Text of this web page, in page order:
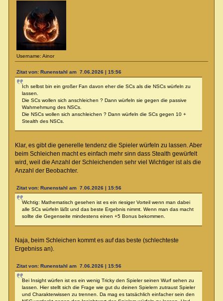
Username: Ainor
Zitat von: Runenstahl am 7.06.2026 | 15:56
Ich selbst bin ein großer Fan davon eher die SCs als die NSCs würfeln zu
lassen.
Die SCs wollen sich anschleichen ? Dann würfeln sie gegen die passive
Wahrnehmung des NSCs.
Die NSCs wollen sich anschleichen ? Dann würfeln die SCs gegen 10 +
Stealth des NSCs.
Klar, es gibt die generelle tendenz die Spieler würfeln zu lassen. Aber
beim Schleichen macht es einfach mehr sinn dass Stealth gewürfelt
wird, weil die Anzahl der Schleichenden sehr viel Wichtiger ist als die
Anzahl der Beobachter.
Zitat von: Runenstahl am 7.06.2026 | 15:56
Wichtig: Mathematisch gesehen ist es ein riesiger Vorteil wenn man dabei
alle SCs würfeln läßt und das beste Ergebnis nimmt. Wenn man das macht
sollte die Gegenseite mindestens einen +5 Bonus bekommen.
Naja, beim Schleichen kommt es auf das beste (schlechteste
Ergebniss an).
Zitat von: Runenstahl am 7.06.2026 | 15:56
Bei Insight würfen ist es ein wenig Tricky den Spieler seinen Wurf sehen zu
lassen. Hier stellt sich die Frage wie gut du deinen Spielern zutraust Spieler
und Charakterwissen zu trennen. Da mag es tatsächlich einfacher sein den